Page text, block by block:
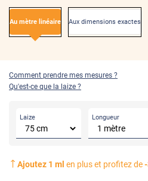
Au mètre linéaire Aux dimensions exactes
Comment prendre mes mesures ?
Qu'est-ce que la laize ?
Laize Longueur
Ajoutez 1 ml en plus et profitez de-